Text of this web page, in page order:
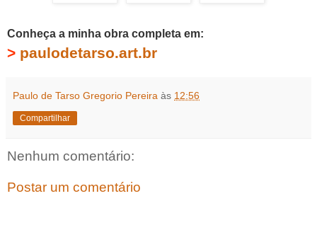
Conheça a minha obra completa em:
> paulodetarso.art.br
Paulo de Tarso Gregorio Pereira às 12:56
Compartilhar
Nenhum comentário:
Postar um comentário